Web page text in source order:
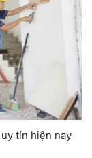
tín hiện nay